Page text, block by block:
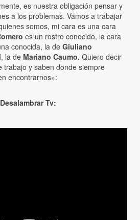
es nuestra obligación pensar y
a los problemas. Vamos a trabajar
somos, mi cara es una cara
es un rostro conocido, la cara
conocida, la de Giuliano
, la de Mariano Caumo. Quiero decir
trabajo y saben donde siempre
encontrarnos»:
Desalambrar Tv: